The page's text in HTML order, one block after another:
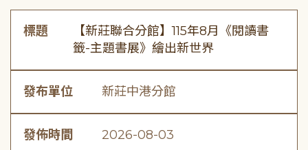
標題
【新莊聯合分館】115年8月《閱讀書
籤-主題書展》繪出新世界
發布單位 新莊中港分館
發佈時間 2026-08-03